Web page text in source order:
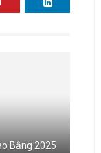
Bằng 2025